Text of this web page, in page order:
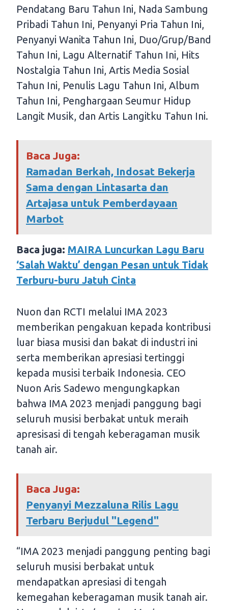
Pendatang Baru Tahun Ini, Nada Sambung
Pribadi Tahun Ini, Penyanyi Pria Tahun Ini,
Penyanyi Wanita Tahun Ini, Duo/Grup/Band
Tahun Ini, Lagu Alternatif Tahun Ini, Hits
Nostalgia Tahun Ini, Artis Media Sosial
Tahun Ini, Penulis Lagu Tahun Ini, Album
Tahun Ini, Penghargaan Seumur Hidup
Langit Musik, dan Artis Langitku Tahun Ini.
Baca Juga:
Ramadan Berkah, Indosat Bekerja
Sama dengan Lintasarta dan
Artajasa untuk Pemberdayaan
Marbot
Baca juga: MAIRA Luncurkan Lagu Baru
‘Salah Waktu’ dengan Pesan untuk Tidak
Terburu-buru Jatuh Cinta
Nuon dan RCTI melalui IMA 2023
memberikan pengakuan kepada kontribusi
luar biasa musisi dan bakat di industri ini
serta memberikan apresiasi tertinggi
kepada musisi terbaik Indonesia. CEO
Nuon Aris Sadewo mengungkapkan
bahwa IMA 2023 menjadi panggung bagi
seluruh musisi berbakat untuk meraih
apresisasi di tengah keberagaman musik
tanah air.
Baca Juga:
Penyanyi Mezzaluna Rilis Lagu
Terbaru Berjudul "Legend"
“IMA 2023 menjadi panggung penting bagi
seluruh musisi berbakat untuk
mendapatkan apresiasi di tengah
kemegahan keberagaman musik tanah air.